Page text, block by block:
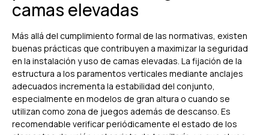
camas elevadas
Más allá del cumplimiento formal de las normativas, existen
buenas prácticas que contribuyen a maximizar la seguridad
en la instalación y uso de camas elevadas. La fijación de la
estructura a los paramentos verticales mediante anclajes
adecuados incrementa la estabilidad del conjunto,
especialmente en modelos de gran altura o cuando se
utilizan como zona de juegos además de descanso. Es
recomendable verificar periódicamente el estado de los